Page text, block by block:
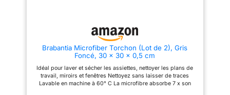
Brabantia Microfiber Torchon (Lot de 2), Gris
Foncé, 30 x 30 x 0,5 cm
Idéal pour laver et sécher les assiettes, nettoyer les plans de
travail, miroirs et fenêtres Nettoyez sans laisser de traces
Lavable en machine à 60° C La microfibre absorbe 7 x son